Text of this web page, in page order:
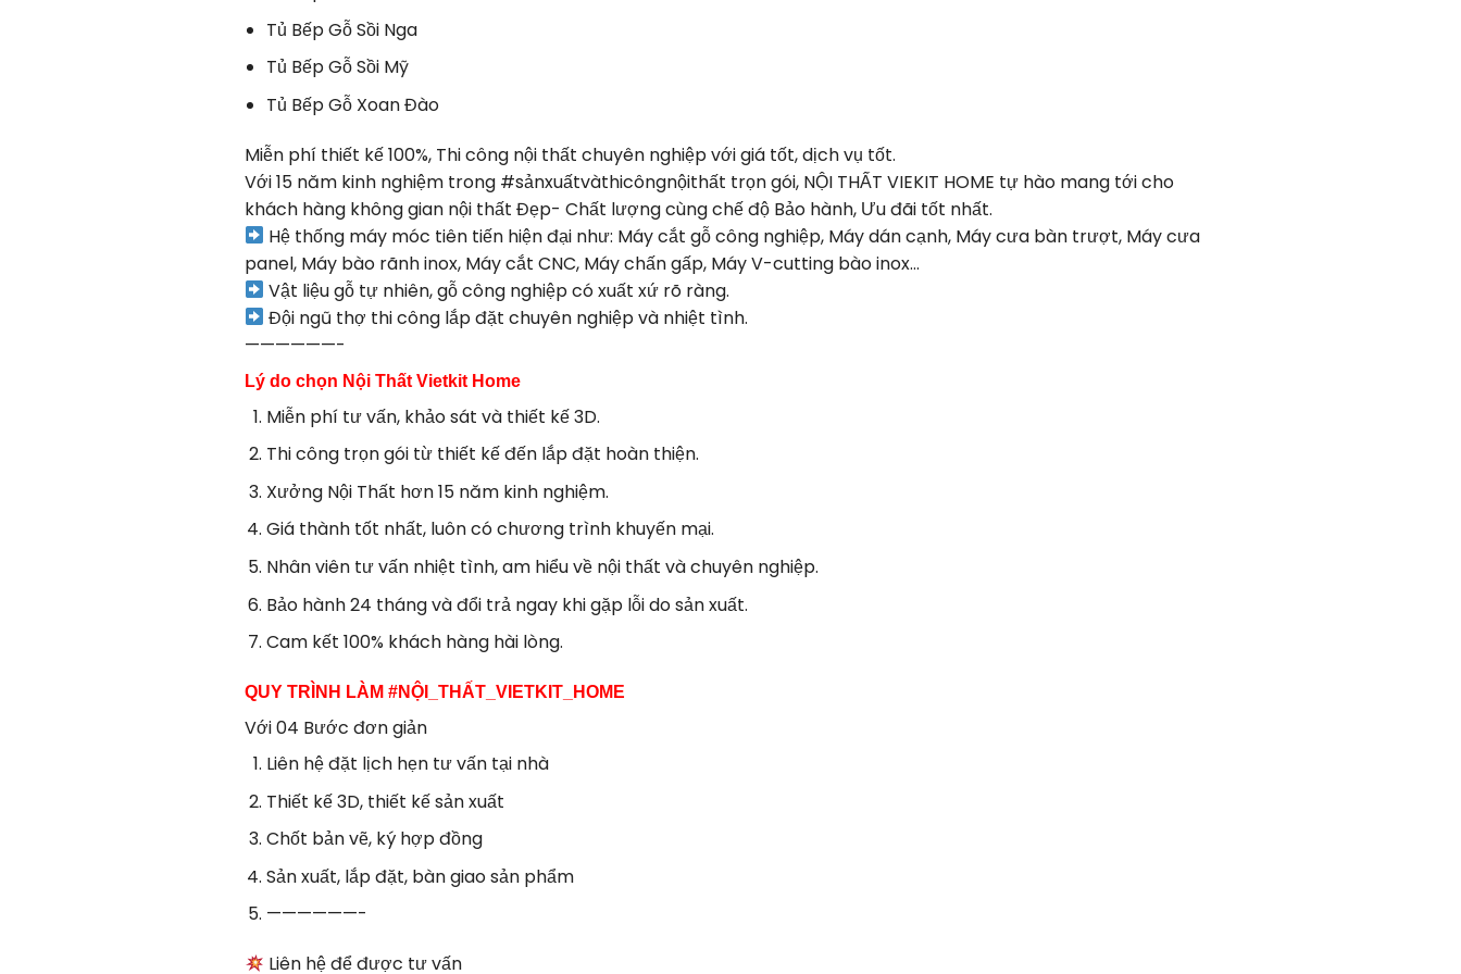
Tủ Bếp Gỗ Sồi Nga
Tủ Bếp Gỗ Sồi Mỹ
Tủ Bếp Gỗ Xoan Đào
Miễn phí thiết kế 100%, Thi công nội thất chuyên nghiệp với giá tốt, dịch vụ tốt.
Với 15 năm kinh nghiệm trong #sảnxuấtvàthicôngnộithất trọn gói, NỘI THẤT VIEKIT HOME tự hào mang tới cho
khách hàng không gian nội thất Đẹp- Chất lượng cùng chế độ Bảo hành, Ưu đãi tốt nhất.
Hệ thống máy móc tiên tiến hiện đại như: Máy cắt gỗ công nghiệp, Máy dán cạnh, Máy cưa bàn trượt, Máy cưa
panel, Máy bào rãnh inox, Máy cắt CNC, Máy chấn gấp, Máy V-cutting bào inox…
Vật liệu gỗ tự nhiên, gỗ công nghiệp có xuất xứ rõ ràng.
Đội ngũ thợ thi công lắp đặt chuyên nghiệp và nhiệt tình.
——————-
Lý do chọn Nội Thất Vietkit Home
Miễn phí tư vấn, khảo sát và thiết kế 3D.
Thi công trọn gói từ thiết kế đến lắp đặt hoàn thiện.
Xưởng Nội Thất hơn 15 năm kinh nghiệm.
Giá thành tốt nhất, luôn có chương trình khuyến mại.
Nhân viên tư vấn nhiệt tình, am hiểu về nội thất và chuyên nghiệp.
Bảo hành 24 tháng và đổi trả ngay khi gặp lỗi do sản xuất.
Cam kết 100% khách hàng hài lòng.
QUY TRÌNH LÀM #NỘI_THẤT_VIETKIT_HOME
Với 04 Bước đơn giản
Liên hệ đặt lịch hẹn tư vấn tại nhà
Thiết kế 3D, thiết kế sản xuất
Chốt bản vẽ, ký hợp đồng
Sản xuất, lắp đặt, bàn giao sản phẩm
——————-
Liên hệ để được tư vấn